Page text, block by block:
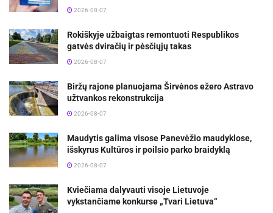
2026-08-07
Rokiškyje užbaigtas remontuoti Respublikos
gatvės dviračių ir pėsčiųjų takas
2026-08-07
Biržų rajone planuojama Širvėnos ežero Astravo
užtvankos rekonstrukcija
2026-08-07
Maudytis galima visose Panevėžio maudyklose,
išskyrus Kultūros ir poilsio parko braidyklą
2026-08-07
Kviečiama dalyvauti visoje Lietuvoje
vykstančiame konkurse „Tvari Lietuva“